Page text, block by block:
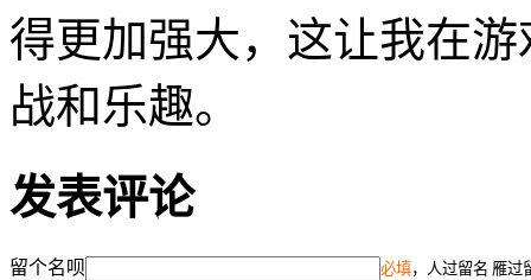
得更加强大，这让我在
战和乐趣。
发表评论
留个名呗 必填，人过留名 雁过